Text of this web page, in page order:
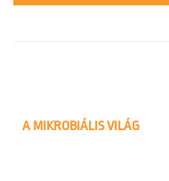
A MIKROBIÁLIS VILÁG